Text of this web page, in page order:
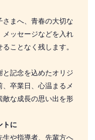
まへ、青春の大切な
ッセージなどを入れ
ことなく残します。
記念を込めたオリジ
卒業日、心温まるメ
敵な成長の思い出を形
トに
生や指導者、先輩方へ